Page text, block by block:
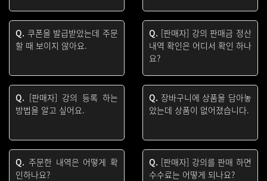
Q. 쿠폰을 발급받았는데 주문
할 때 보이지 않아요.
Q. [판매자] 강의 판매금 정산
내역 확인은 어디서 확인 하나
요?
Q. [판매자] 강의 등록 하는
방법을 알고 싶어요.
Q. 장바구니에 상품을 담아놓
았는데 상품이 없어졌습니다.
Q. 주문한 내역은 어떻게 확
인하나요?
Q. [판매자] 강의를 판매 하면
수수료는 어떻게 되나요?